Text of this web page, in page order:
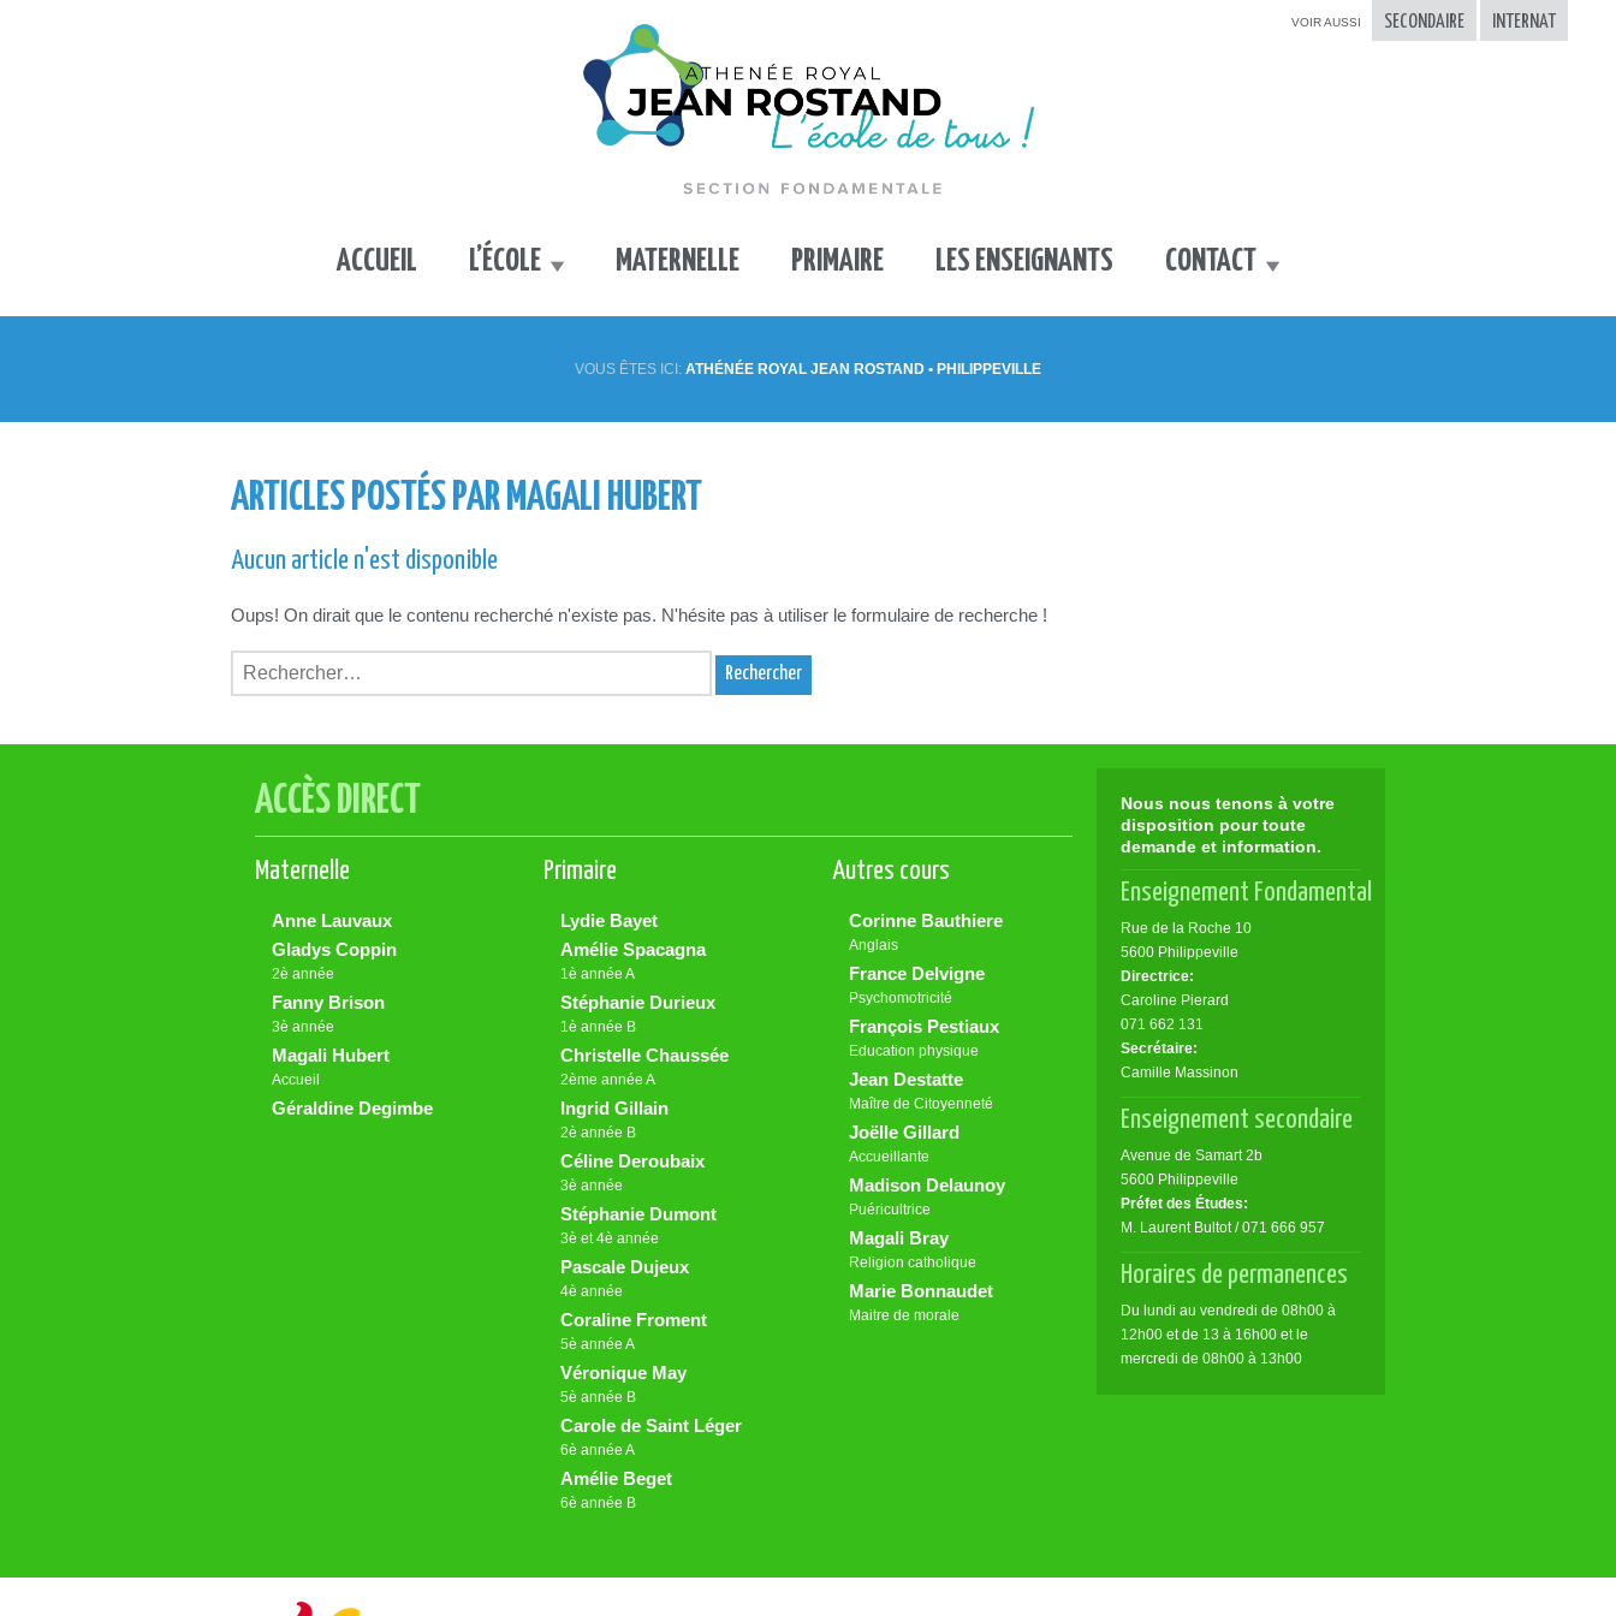
SECONDAIRE INTERNAT
ACCUEIL L’ÉCOLE MATERNELLE PRIMAIRE LES ENSEIGNANTS CONTACT
VOUS ÊTES ICI: ATHÉNÉE ROYAL JEAN ROSTAND • PHILIPPEVILLE
ARTICLES POSTÉS PAR MAGALI HUBERT
Aucun article n'est disponible
Oups! On dirait que le contenu recherché n'existe pas. N'hésite pas à utiliser le formulaire de recherche !
ACCÈS DIRECT
Maternelle
Anne Lauvaux
Gladys Coppin
2è année
Fanny Brison
3è année
Magali Hubert
Accueil
Géraldine Degimbe
Primaire
Lydie Bayet
Amélie Spacagna
1è année A
Stéphanie Durieux
1è année B
Christelle Chaussée
2ème année A
Ingrid Gillain
2è année B
Céline Deroubaix
3è année
Stéphanie Dumont
3è et 4è année
Pascale Dujeux
4è année
Coraline Froment
5è année A
Véronique May
5è année B
Carole de Saint Léger
6è année A
Amélie Beget
6è année B
Autres cours
Corinne Bauthiere
Anglais
France Delvigne
Psychomotricité
François Pestiaux
Education physique
Jean Destatte
Maître de Citoyenneté
Joëlle Gillard
Accueillante
Madison Delaunoy
Puéricultrice
Magali Bray
Religion catholique
Marie Bonnaudet
Maitre de morale
Nous nous tenons à votre
disposition pour toute
demande et information.
Enseignement Fondamental
Rue de la Roche 10
5600 Philippeville
Directrice:
Caroline Pierard
071 662 131
Secrétaire:
Camille Massinon
Enseignement secondaire
Avenue de Samart 2b
5600 Philippeville
Préfet des Études:
M. Laurent Bultot / 071 666 957
Horaires de permanences
Du lundi au vendredi de 08h00 à
12h00 et de 13 à 16h00 et le
mercredi de 08h00 à 13h00